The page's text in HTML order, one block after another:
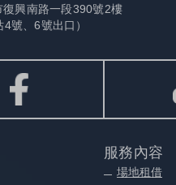
興南路一段390號2樓
4號、6號出口）
服務內容
場地租借